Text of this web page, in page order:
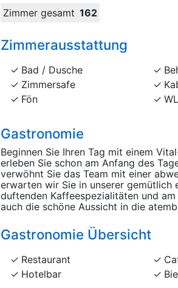
Zimmer gesamt 162
Zimmerausstattung
Bad / Dusche
Zimmersafe
Fön
Gastronomie
Beginnen Sie Ihren Tag mit einem
erleben Sie schon am Anfang des
verwöhnt Sie das Team mit einer
erwarten wir Sie in unserer gemütlich
duftenden Kaffeespezialitäten und
auch die schöne Aussicht in die
Gastronomie Übersicht
Restaurant
Hotelbar